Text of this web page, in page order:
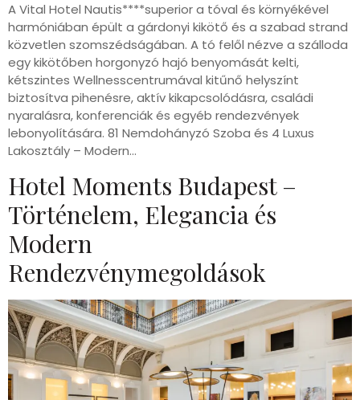
A Vital Hotel Nautis****superior a tóval és környékével
harmóniában épült a gárdonyi kikötő és a szabad strand
közvetlen szomszédságában. A tó felől nézve a szálloda
egy kikötőben horgonyzó hajó benyomását kelti,
kétszintes Wellnesscentrumával kitűnő helyszínt
biztosítva pihenésre, aktív kikapcsolódásra, családi
nyaralásra, konferenciák és egyéb rendezvények
lebonyolítására. 81 Nemdohányzó Szoba és 4 Luxus
Lakosztály – Modern…
Hotel Moments Budapest –
Történelem, Elegancia és
Modern
Rendezvénymegoldások